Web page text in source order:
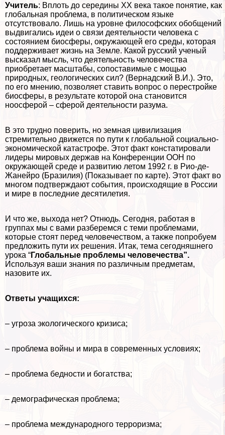
Учитель: Вплоть до середины XX века такое понятие, как
глобальная проблема, в политическом языке
отсутствовало. Лишь на уровне философских обобщений
выдвигались идеи о связи деятельности человека с
состоянием биосферы, окружающей его среды, которая
поддерживает жизнь на Земле. Какой русский ученый
высказал мысль, что деятельность человечества
приобретает масштабы, сопоставимые с мощью
природных, геологических сил? (Вернадский В.И.). Это,
по его мнению, позволяет ставить вопрос о перестройке
биосферы, в результате которой она становится
ноосферой – сферой деятельности разума.
В это трудно поверить, но земная цивилизация
стремительно движется по пути к глобальной социально-
экономической катастрофе. Этот факт констатировали
лидеры мировых держав на Конференции ООН по
окружающей среде и развитию летом 1992 г. в Рио-де-
Жанейро (Бразилия) (Показывает по карте). Этот факт во
многом подтверждают события, происходящие в России
и мире в последние десятилетия.
И что же, выхода нет? Отнюдь. Сегодня, работая в
группах мы с вами разберемся с теми проблемами,
которые стоят перед человечеством, а также попробуем
предложить пути их решения. Итак, тема сегодняшнего
урока “Глобальные проблемы человечества”.
Используя ваши знания по различным предметам,
назовите их.
Ответы учащихся:
– угроза экологического кризиса;
– проблема войны и мира в современных условиях;
– проблема бедности и богатства;
– демографическая проблема;
– проблема международного терроризма;